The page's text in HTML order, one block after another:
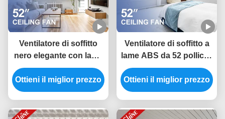
Ventilatore di soffitto
nero elegante con lame
di grano di legno scuro
e tipo di interruttore a
controllo remoto
Ottieni il miglior prezzo
Ventilatore di soffitto a
lame ABS da 52 pollici a
risparmio energetico
con controllo Smart
APP e telecomando
Ottieni il miglior prezzo